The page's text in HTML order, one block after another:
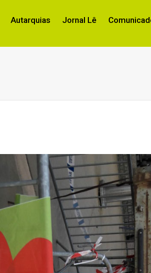
Autarquias Jornal Lê